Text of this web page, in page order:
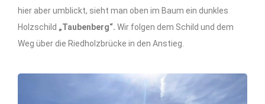
hier aber umblickt, sieht man oben im Baum ein dunkles
Holzschild „Taubenberg“. Wir folgen dem Schild und dem
Weg über die Riedholzbrücke in den Anstieg.